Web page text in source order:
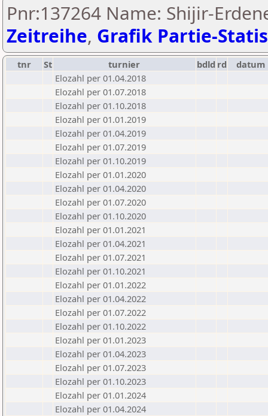
Pnr:137264 Name: Shijir-
Zeitreihe, Grafik Partie-
tnr St turnier bdld rd
datum
Elozahl per 01.04.2018
Elozahl per 01.07.2018
Elozahl per 01.10.2018
Elozahl per 01.01.2019
Elozahl per 01.04.2019
Elozahl per 01.07.2019
Elozahl per 01.10.2019
Elozahl per 01.01.2020
Elozahl per 01.04.2020
Elozahl per 01.07.2020
Elozahl per 01.10.2020
Elozahl per 01.01.2021
Elozahl per 01.04.2021
Elozahl per 01.07.2021
Elozahl per 01.10.2021
Elozahl per 01.01.2022
Elozahl per 01.04.2022
Elozahl per 01.07.2022
Elozahl per 01.10.2022
Elozahl per 01.01.2023
Elozahl per 01.04.2023
Elozahl per 01.07.2023
Elozahl per 01.10.2023
Elozahl per 01.01.2024
Elozahl per 01.04.2024